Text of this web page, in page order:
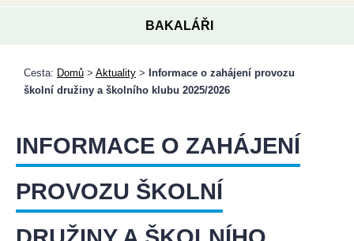
BAKALÁŘI
Cesta: Domů > Aktuality > Informace o zahájení provozu
školní družiny a školního klubu 2025/2026
INFORMACE O ZAHÁJENÍ
PROVOZU ŠKOLNÍ